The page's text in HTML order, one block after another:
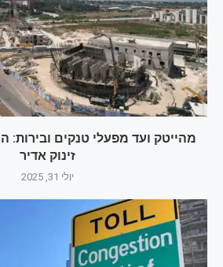
מהייטק ועד מפעלי טנקים ובירות:
זינוק אדיר
יולי 31, 2025